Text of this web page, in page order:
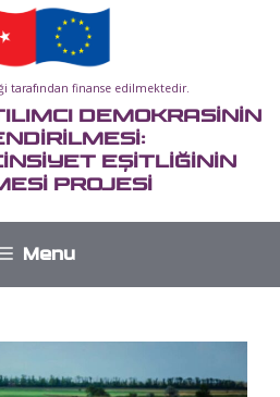
tarafından finanse edilmektedir.
DEMOKRASİNİN
EŞİTLİĞİNİN
PROJESİ
Menu